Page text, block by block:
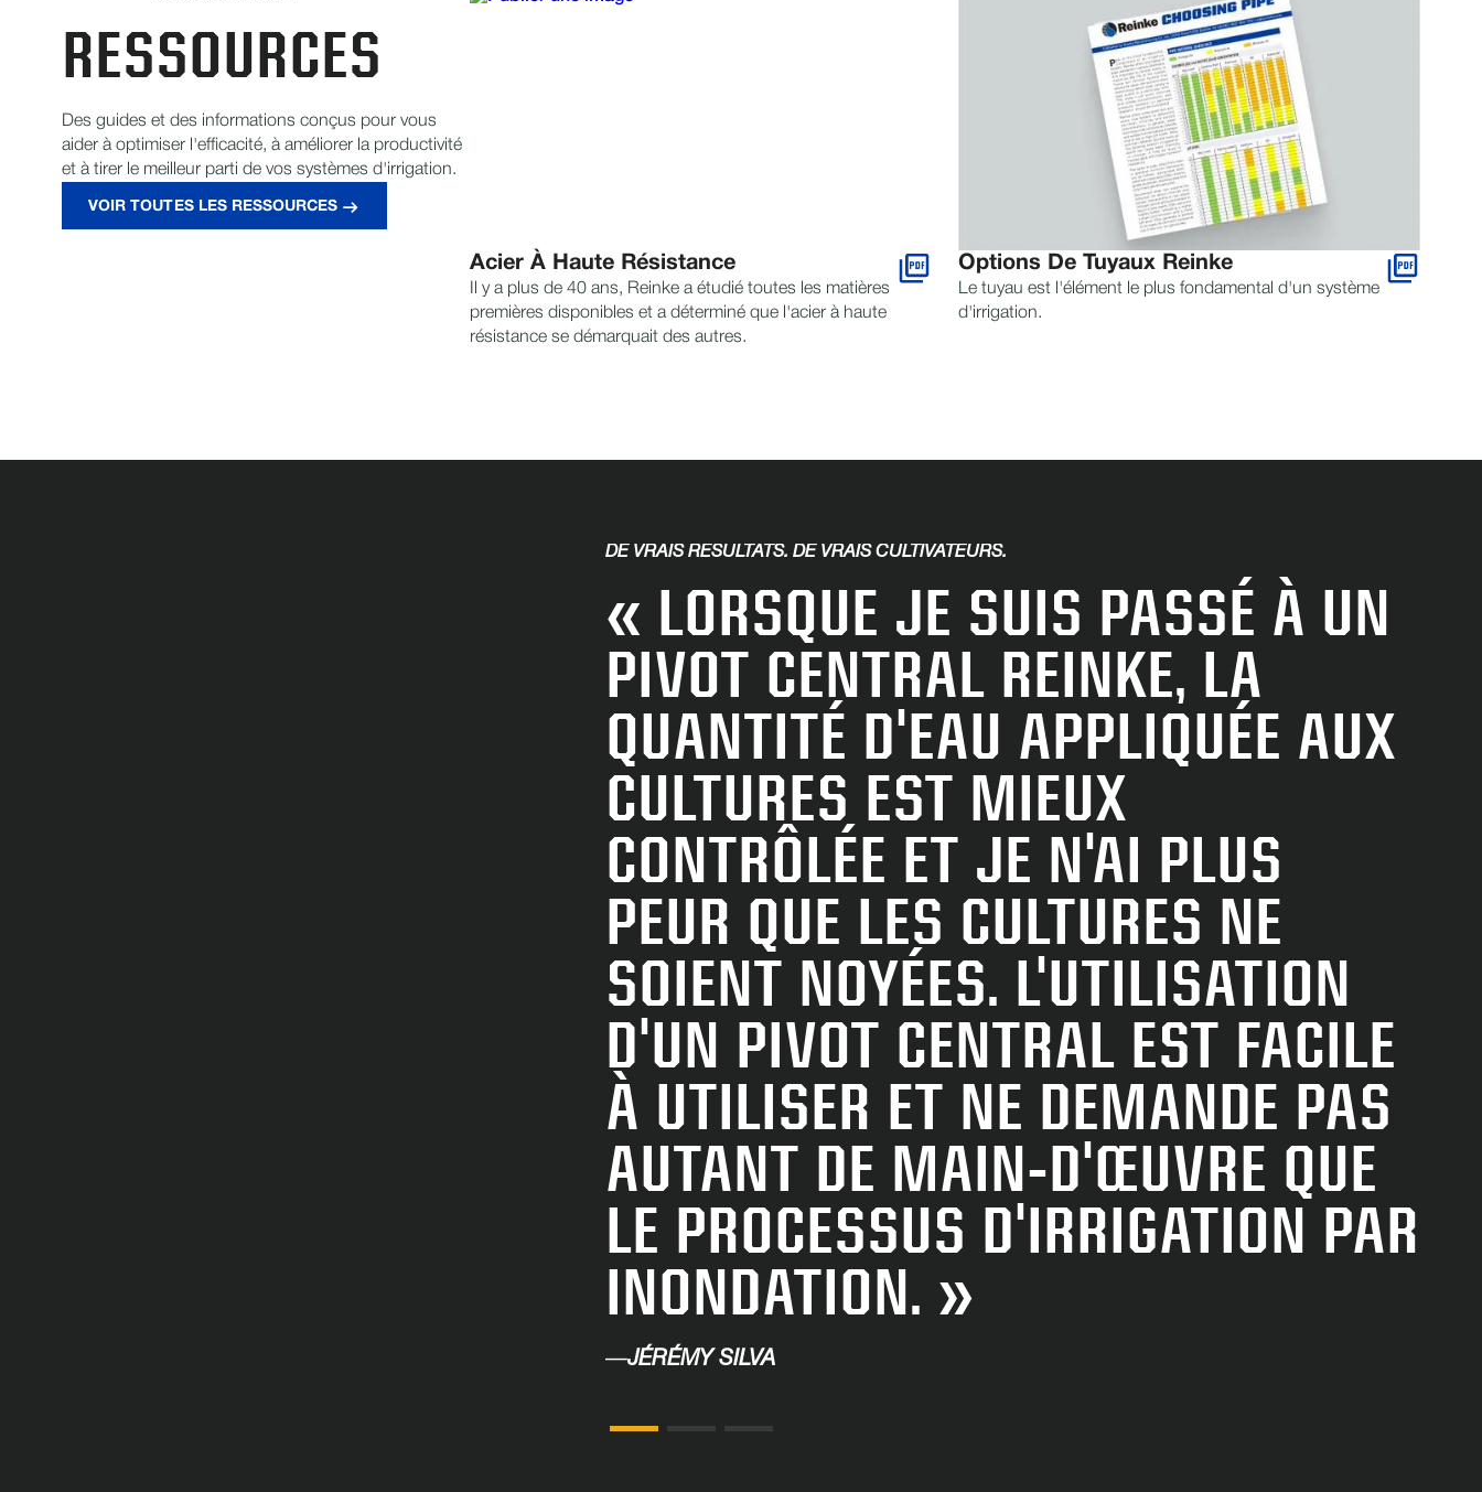
RESSOURCES
Des guides et des informations conçus pour vous
aider à optimiser l'efficacité, à améliorer la productivité
et à tirer le meilleur parti de vos systèmes d'irrigation.
VOIR TOUTES LES RESSOURCES
Acier À Haute Résistance
Il y a plus de 40 ans, Reinke a étudié toutes les matières
premières disponibles et a déterminé que l'acier à haute
résistance se démarquait des autres.
Options De Tuyaux Reinke
Le tuyau est l'élément le plus fondamental d'un système
d'irrigation.
DE VRAIS RÉSULTATS. DE VRAIS CULTIVATEURS.
« LORSQUE JE SUIS PASSÉ À UN
PIVOT CENTRAL REINKE, LA
QUANTITÉ D'EAU APPLIQUÉE AUX
CULTURES EST MIEUX
CONTRÔLÉE ET JE N'AI PLUS
PEUR QUE LES CULTURES NE
SOIENT NOYÉES. L'UTILISATION
D'UN PIVOT CENTRAL EST FACILE
À UTILISER ET NE DEMANDE PAS
AUTANT DE MAIN-D'ŒUVRE QUE
LE PROCESSUS D'IRRIGATION PAR
INONDATION. »
—JÉRÉMY SILVA